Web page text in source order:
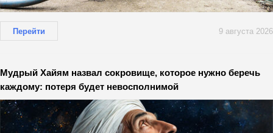
Перейти 9 августа 2026
Мудрый Хайям назвал сокровище, которое нужно беречь
каждому: потеря будет невосполнимой